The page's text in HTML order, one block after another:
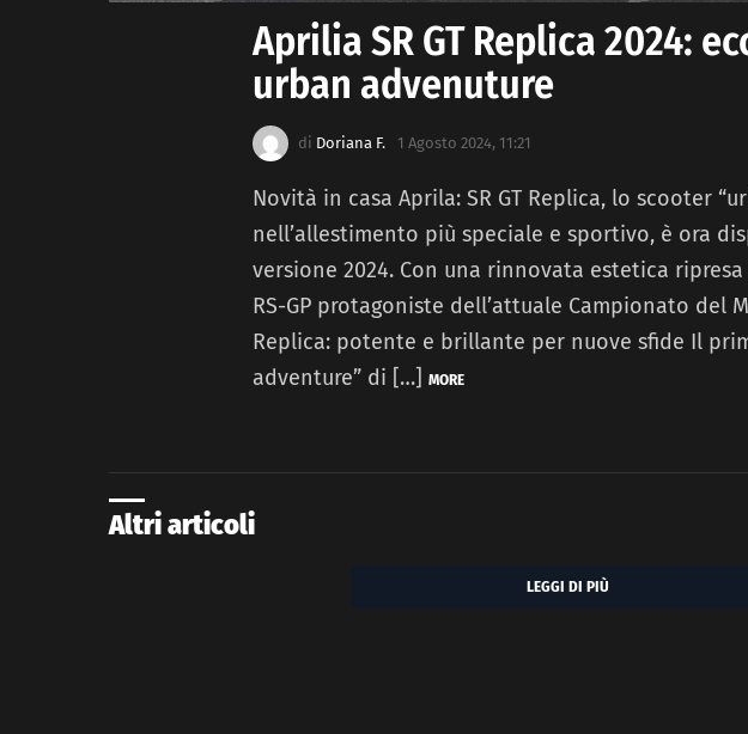
Aprilia SR GT Replica 2024:
urban advenuture
di Doriana F. 1 Agosto 2024, 11:21
Novità in casa Aprila: SR GT Replica, lo scooter
nell’allestimento più speciale e sportivo, è ora
versione 2024. Con una rinnovata estetica
RS-GP protagoniste dell’attuale Campionato del
Replica: potente e brillante per nuove sfide Il
adventure” di […] MORE
Altri articoli
LEGGI DI PIÙ